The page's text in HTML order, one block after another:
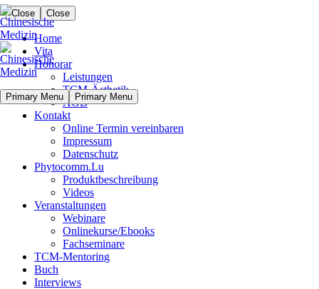
Close Close
Home
Vita
Honorar
Leistungen
TCM-Ästhetik
AGB
Kontakt
Online Termin vereinbaren
Impressum
Datenschutz
Phytocomm.Lu
Produktbeschreibung
Videos
Veranstaltungen
Webinare
Onlinekurse/Ebooks
Fachseminare
TCM-Mentoring
Buch
Interviews
Primary Menu Primary Menu